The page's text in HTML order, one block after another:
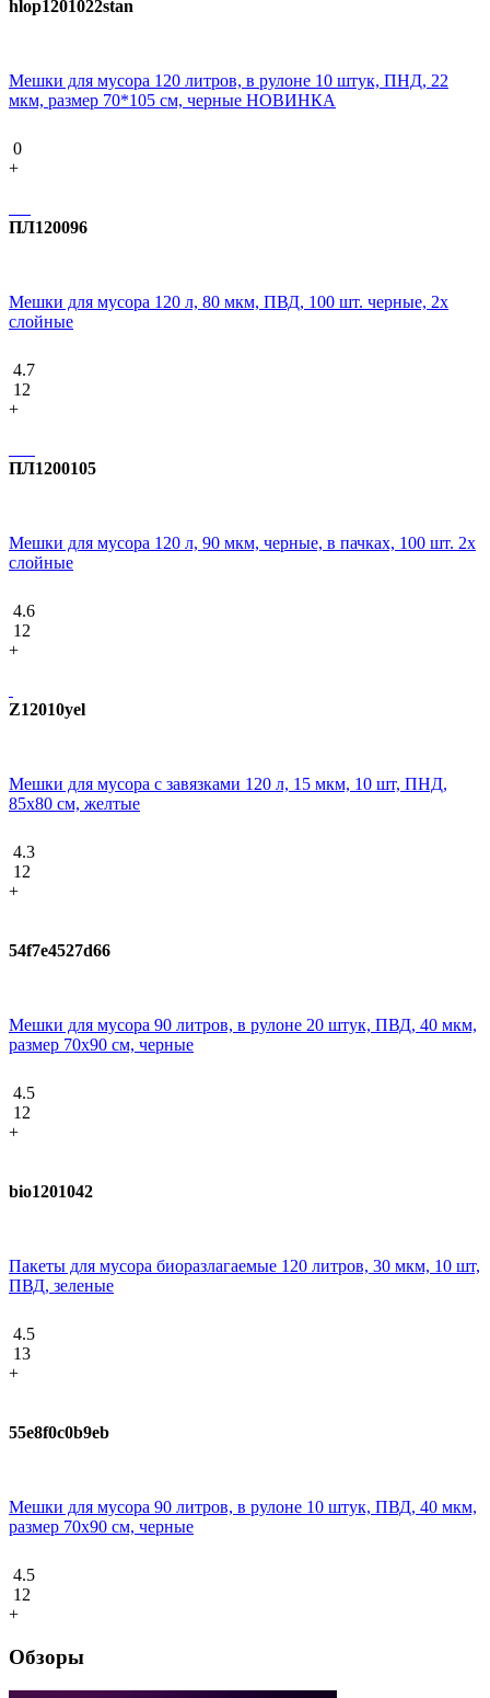
hlop1201022stan
Мешки для мусора 120 литров, в рулоне 10 штук, ПНД, 22
мкм, размер 70*105 см, черные НОВИНКА
0
+
ПЛ120096
Мешки для мусора 120 л, 80 мкм, ПВД, 100 шт. черные, 2х
слойные
4.7
12
+
ПЛ1200105
Мешки для мусора 120 л, 90 мкм, черные, в пачках, 100 шт. 2х
слойные
4.6
12
+
Z12010yel
Мешки для мусора с завязками 120 л, 15 мкм, 10 шт, ПНД,
85х80 см, желтые
4.3
12
+
54f7e4527d66
Мешки для мусора 90 литров, в рулоне 20 штук, ПВД, 40 мкм,
размер 70х90 см, черные
4.5
12
+
bio1201042
Пакеты для мусора биоразлагаемые 120 литров, 30 мкм, 10 шт,
ПВД, зеленые
4.5
13
+
55e8f0c0b9eb
Мешки для мусора 90 литров, в рулоне 10 штук, ПВД, 40 мкм,
размер 70х90 см, черные
4.5
12
+
Обзоры